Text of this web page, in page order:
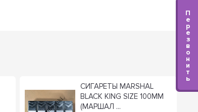
СИГАРЕТЫ MARSHAL
BLACK KING SIZE 100MM
(МАРШАЛ ...
П
е
р
е
з
в
о
н
и
т
ь